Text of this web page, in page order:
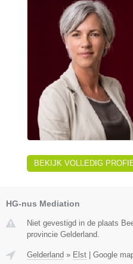
BEKIJK VOLLEDIG
HG-nus Mediation
Niet gevestigd in de plaats
provincie Gelderland.
Gelderland » Elst | Google